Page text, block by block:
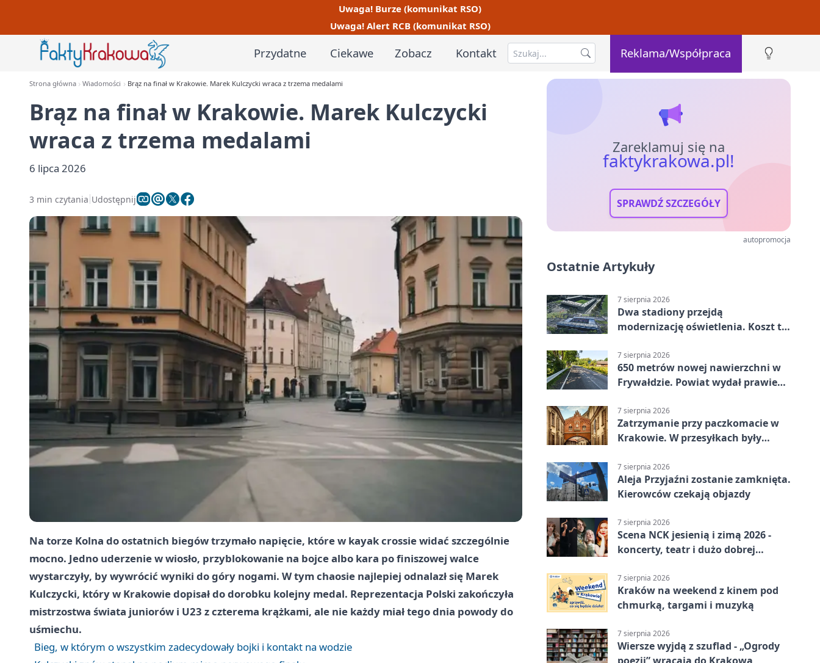
Uwaga! Burze (komunikat RSO)
Uwaga! Alert RCB (komunikat RSO)
Przydatne Ciekawe Zobacz Kontakt Reklama/Współpraca
Strona główna Wiadomości Brąz na finał w Krakowie. Marek Kulczycki wraca z trzema medalami
Brąz na finał w Krakowie. Marek Kulczycki
wraca z trzema medalami
6 lipca 2026
3 min czytania Udostępnij
Na torze Kolna do ostatnich biegów trzymało napięcie, które w kayak crossie widać szczególnie
mocno. Jedno uderzenie w wiosło, przyblokowanie na bojce albo kara po finiszowej walce
wystarczyły, by wywrócić wyniki do góry nogami. W tym chaosie najlepiej odnalazł się Marek
Kulczycki, który w Krakowie dopisał do dorobku kolejny medal. Reprezentacja Polski zakończyła
mistrzostwa świata juniorów i U23 z czterema krążkami, ale nie każdy miał tego dnia powody do
uśmiechu.
Bieg, w którym o wszystkim zadecydowały bojki i kontakt na wodzie
Zareklamuj się na
faktykrakowa.pl!
SPRAWDŹ SZCZEGÓŁY
autopromocja
Ostatnie Artykuły
7 sierpnia 2026
Dwa stadiony przejdą
modernizację oświetlenia. Koszt to
7 sierpnia 2026
650 metrów nowej nawierzchni w
Frywałdzie. Powiat wydał prawie
7 sierpnia 2026
Zatrzymanie przy paczkomacie w
Krakowie. W przesyłkach były
7 sierpnia 2026
Aleja Przyjaźni zostanie zamknięta.
Kierowców czekają objazdy
7 sierpnia 2026
Scena NCK jesienią i zimą 2026 -
koncerty, teatr i dużo dobrej
7 sierpnia 2026
Kraków na weekend z kinem pod
chmurką, targami i muzyką
7 sierpnia 2026
Wiersze wyjdą z szuflad - „Ogrody